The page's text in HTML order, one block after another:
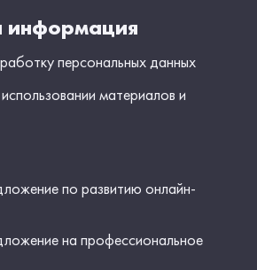
информация
персональных данных
материалов и
по развитию онлайн-
на профессиональное